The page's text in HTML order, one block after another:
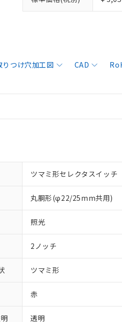
りつけ穴加工図 CAD
ツマミ形セレクタスイッチ
丸胴形(φ22/25mm共用)
照光
2ノッチ
ツマミ形
赤
透明